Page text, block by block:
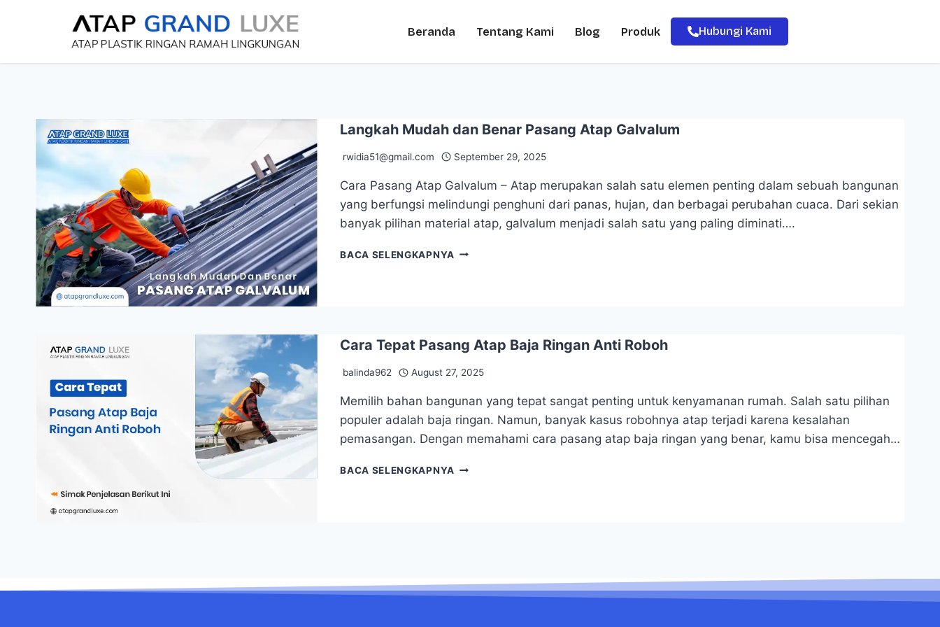
Beranda Tentang Kami Blog Produk Hubungi Kami
Langkah Mudah dan Benar Pasang Atap Galvalum
rwidia51@gmail.com September 29, 2025
Cara Pasang Atap Galvalum – Atap merupakan salah satu elemen penting dalam sebuah bangunan
yang berfungsi melindungi penghuni dari panas, hujan, dan berbagai perubahan cuaca. Dari sekian
banyak pilihan material atap, galvalum menjadi salah satu yang paling diminati….
BACA SELENGKAPNYA
Cara Tepat Pasang Atap Baja Ringan Anti Roboh
balinda962 August 27, 2025
Memilih bahan bangunan yang tepat sangat penting untuk kenyamanan rumah. Salah satu pilihan
populer adalah baja ringan. Namun, banyak kasus robohnya atap terjadi karena kesalahan
pemasangan. Dengan memahami cara pasang atap baja ringan yang benar, kamu bisa mencegah…
BACA SELENGKAPNYA